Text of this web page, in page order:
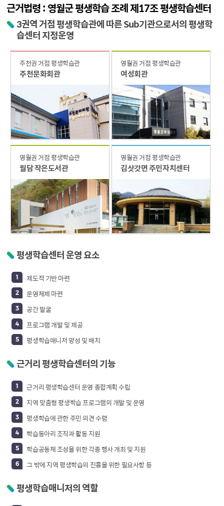
근거법령 : 영월군 평생학습 조례 제17조 평생학습센터
3권역 거점 평생학습관에 따른 Sub기관으로서의 평생학
습센터 지정운영
주천권 거점 평생학습관
주천문화회관
영월권 거점 평생학습관
여성회관
영월권 거점 평생학습관
월담 작은도서관
영월권 거점 평생학습관
김삿갓면 주민자치센터
평생학습센터 운영 요소
제도적 기반 마련
운영체제 마련
공간 발굴
프로그램 개발 및 제공
평생학습매니저 양성 및 배치
근거리 평생학습센터의 기능
근거리 평생학습센터 운영 종합계획 수립
지역 맞춤형 평생학습 프로그램의 개발 및 운영
평생학습에 관한 주민 의견 수렴
학습동아리 조직과 활동 지원
학습공동체 조성을 위한 각종 행사 개최 및 지원
그 밖에 지역 평생학습의 진흥을 위한 필요사항 등
평생학습매니저의 역할